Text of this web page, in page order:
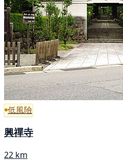
低風險
興禪寺
22 km